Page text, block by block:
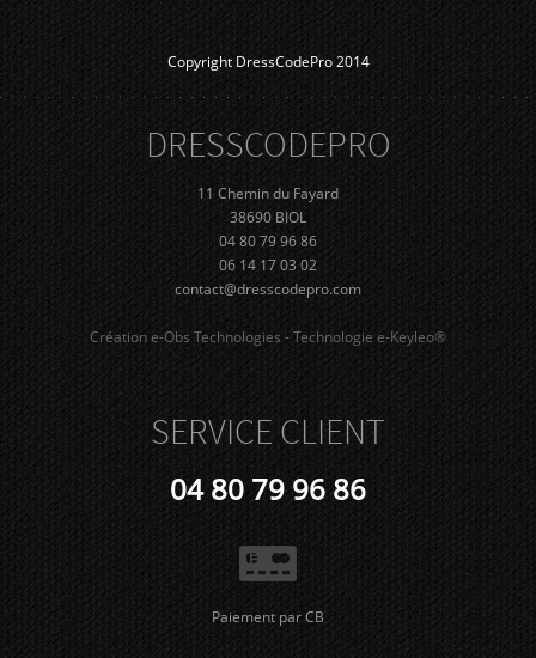
Copyright DressCodePro 2014
DRESSCODEPRO
11 Chemin du Fayard
38690 BIOL
04 80 79 96 86
06 14 17 03 02
contact@dresscodepro.com
Création e-Obs Technologies - Technologie e-Keyleo®
SERVICE CLIENT
04 80 79 96 86
Paiement par CB